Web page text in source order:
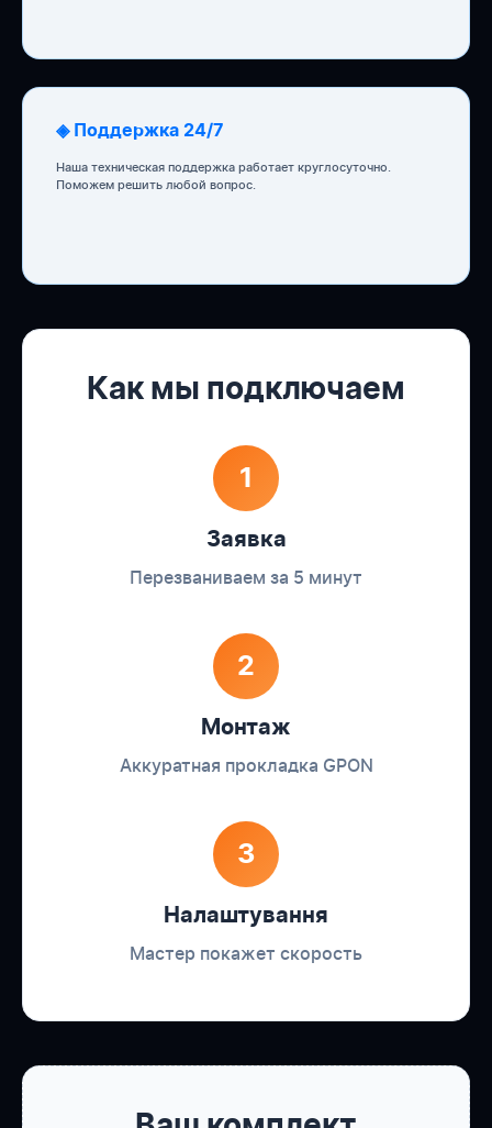
◈ Поддержка 24/7
Наша техническая поддержка работает круглосуточно.
Поможем решить любой вопрос.
Как мы подключаем
1
Заявка
Перезваниваем за 5 минут
2
Монтаж
Аккуратная прокладка GPON
3
Налаштування
Мастер покажет скорость